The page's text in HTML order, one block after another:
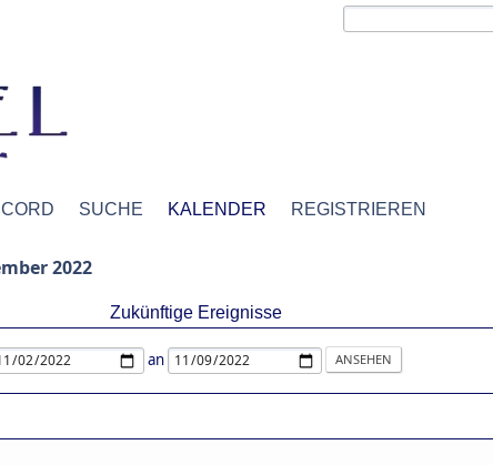
SUCHE KALENDER REGISTRIEREN
2022
Zukünftige Ereignisse
an